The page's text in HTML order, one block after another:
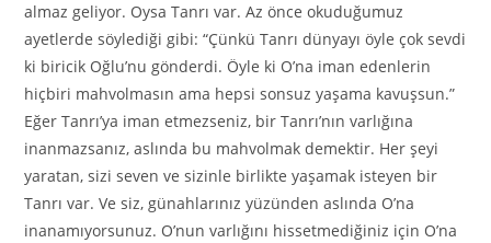
almaz geliyor. Oysa Tanrı var. Az önce okuduğumuz
ayetlerde söylediği gibi: “Çünkü Tanrı dünyayı öyle çok sevdi
ki biricik Oğlu’nu gönderdi. Öyle ki O’na iman edenlerin
hiçbiri mahvolmasın ama hepsi sonsuz yaşama kavuşsun.”
Eğer Tanrı’ya iman etmezseniz, bir Tanrı’nın varlığına
inanmazsanız, aslında bu mahvolmak demektir. Her şeyi
yaratan, sizi seven ve sizinle birlikte yaşamak isteyen bir
Tanrı var. Ve siz, günahlarınız yüzünden aslında O’na
inanamıyorsunuz. O’nun varlığını hissetmediğiniz için O’na